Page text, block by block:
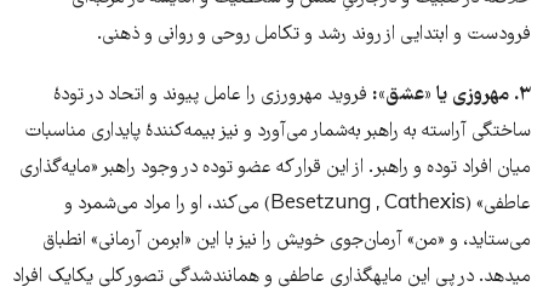
فرودست و ابتدایی از روند رشد و تکامل روحی و روانی و ذهنی.
۳. مهروزی یا «عشق»:
فروید مهرورزی را عامل پیوند و اتحاد در تودۀ
ساختگی آراسته به راهبر به‌شمار می‌آورد و نیز بیمه‌کنندۀ پایداری مناسبات
میان افراد توده و راهبر. از این قرار که عضو توده در وجود راهبر «مایه‌گذاری
عاطفی» (Besetzung , Cathexis) می‌کند، او را مراد می‌شمرد و
می‌ستاید، و «من» آرمان‌جوی خویش را نیز با این «ابرمن آرمانی» انطباق
می‎دهد. در پی این مایه‎گذاری عاطفی و همانندشدگی تصور کلی یکایک افراد